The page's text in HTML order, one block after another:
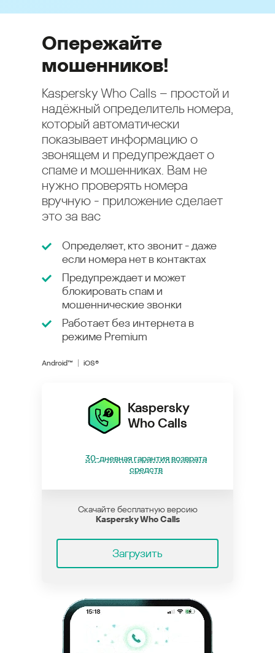
Опережайте
мошенников!
Kaspersky Who Calls – простой и
надёжный определитель номера,
который автоматически
показывает информацию о
звонящем и предупреждает о
спаме и мошенниках. Вам не
нужно проверять номера
вручную - приложение сделает
это за вас
Определяет, кто звонит - даже
если номера нет в контактах
Предупреждает и может
блокировать спам и
мошеннические звонки
Работает без интернета в
режиме Premium
Android™ iOS®
Kaspersky
Who Calls
30-дневная гарантия возврата
средств
Скачайте бесплатную версию
Kaspersky Who Calls
Загрузить